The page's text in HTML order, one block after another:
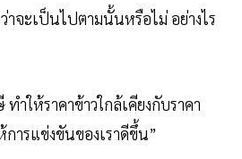
าจะเป็นไปตามนั้นหรือไม่ อย่างไร
ำให้ราคาข้าวใกล้เคียงกับราคา
การแข่งขันของเราดีขึ้น”